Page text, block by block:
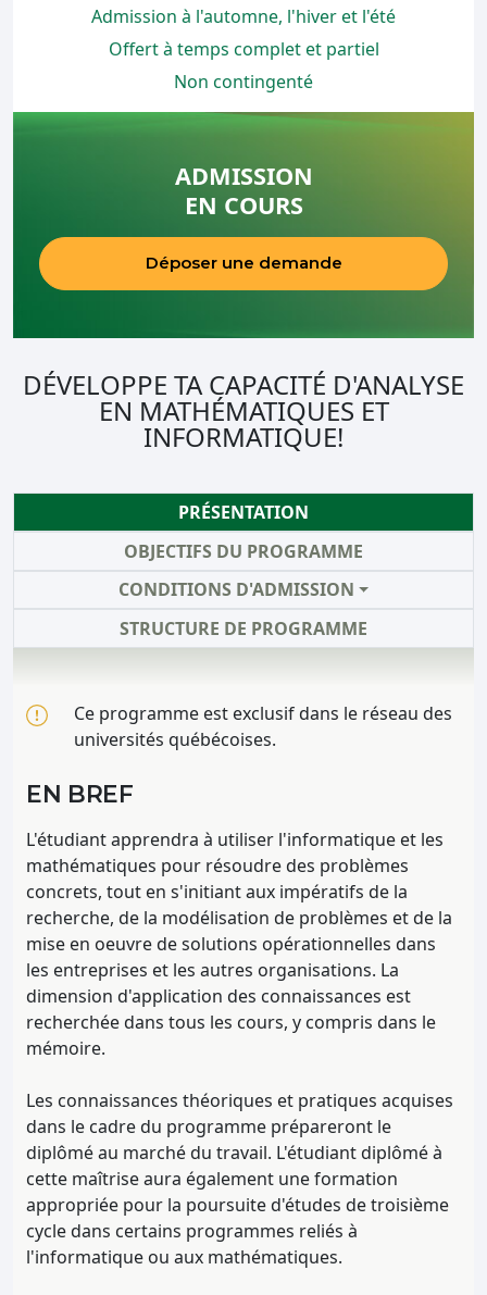
Admission à l'automne, l'hiver et l'été
Offert à temps complet et partiel
Non contingenté
ADMISSION
EN COURS
Déposer une demande
DÉVELOPPE TA CAPACITÉ D'ANALYSE
EN MATHÉMATIQUES ET
INFORMATIQUE!
PRÉSENTATION
OBJECTIFS DU PROGRAMME
CONDITIONS D'ADMISSION
STRUCTURE DE PROGRAMME
Ce programme est exclusif dans le réseau des
universités québécoises.
EN BREF
L'étudiant apprendra à utiliser l'informatique et les
mathématiques pour résoudre des problèmes
concrets, tout en s'initiant aux impératifs de la
recherche, de la modélisation de problèmes et de la
mise en oeuvre de solutions opérationnelles dans
les entreprises et les autres organisations. La
dimension d'application des connaissances est
recherchée dans tous les cours, y compris dans le
mémoire.
Les connaissances théoriques et pratiques acquises
dans le cadre du programme prépareront le
diplômé au marché du travail. L'étudiant diplômé à
cette maîtrise aura également une formation
appropriée pour la poursuite d'études de troisième
cycle dans certains programmes reliés à
l'informatique ou aux mathématiques.